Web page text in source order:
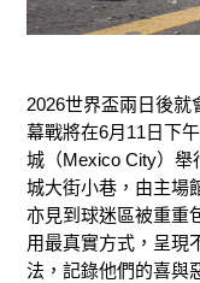
2026世界盃兩日後
幕戰將在6月11日下
城（Mexico City）舉
城大街小巷，由主場
亦見到球迷區被重重
用最真實方式，呈現
法，記錄他們的喜與